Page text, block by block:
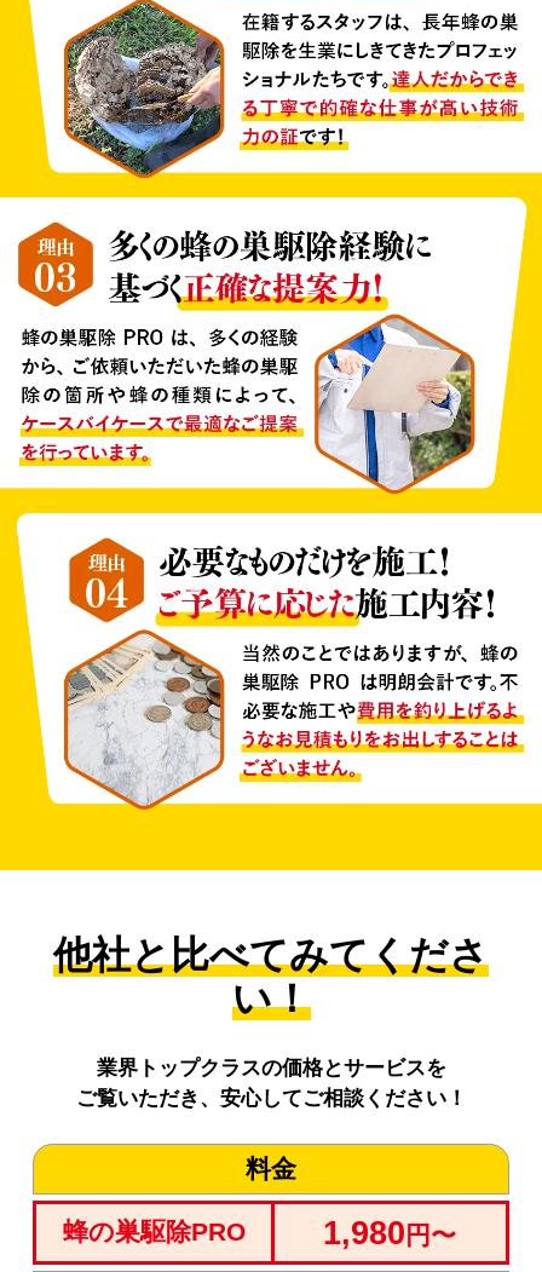
他社と比べてみてくださ
い！
業界トップクラスの価格とサービスを
ご覧いただき、安心してご相談ください！
料金
蜂の巣駆除PRO 1,980 円〜